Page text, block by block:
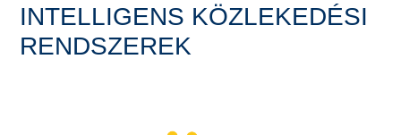
INTELLIGENS KÖZLEKEDÉSI
RENDSZEREK